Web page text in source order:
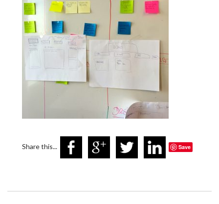
Share this... Save